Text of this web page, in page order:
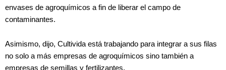
envases de agroquímicos a fin de liberar el campo de
contaminantes.
Asimismo, dijo, Cultivida está trabajando para integrar a sus filas
no solo a más empresas de agroquímicos sino también a
empresas de semillas y fertilizantes.